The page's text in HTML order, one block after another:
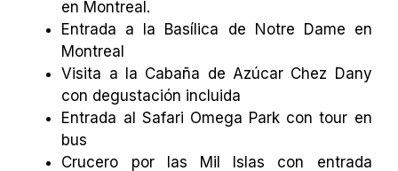
en Montreal.
Entrada a la Basílica de Notre Dame en
Montreal
Visita a la Cabaña de Azúcar Chez Dany
con degustación incluida
Entrada al Safari Omega Park con tour en
bus
Crucero por las Mil Islas con entrada